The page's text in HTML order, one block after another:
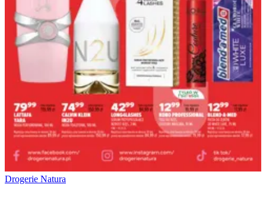
Drogerie Natura